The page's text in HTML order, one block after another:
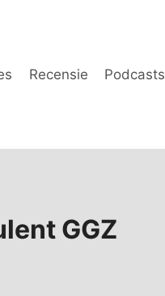
Recensie Podcasts
GGZ